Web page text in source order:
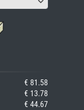
€ 81.58
€ 13.78
€ 44.67